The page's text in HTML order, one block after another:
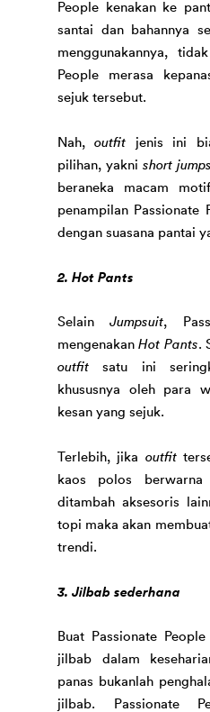
People kenakan ke
santai dan bahannya
menggunakannya,
People merasa
sejuk tersebut.
Nah, outfit jenis ini
pilihan, yakni short
beraneka macam
penampilan Passionate
dengan suasana pantai
2. Hot Pants
Selain Jumpsuit,
mengenakan Hot Pants
outfit satu ini
khususnya oleh para
kesan yang sejuk.
Terlebih, jika outfit
kaos polos
ditambah aksesoris
topi maka akan
trendi.
3. Jilbab sederhana
Buat Passionate
jilbab dalam
panas bukanlah
jilbab. Passionate